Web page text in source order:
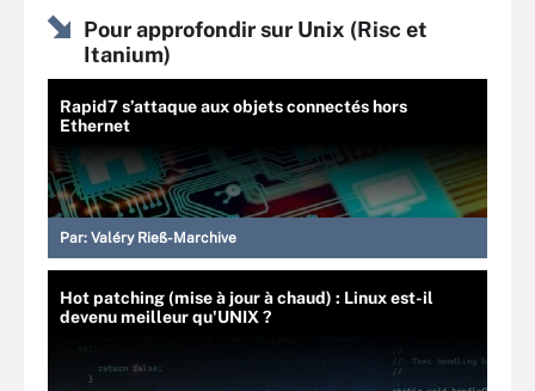
Pour approfondir sur Unix (Risc et
Itanium)
Rapid7 s’attaque aux objets connectés hors
Ethernet
Par: Valéry Rieß-Marchive
Hot patching (mise à jour à chaud) : Linux est-il
devenu meilleur qu'UNIX ?